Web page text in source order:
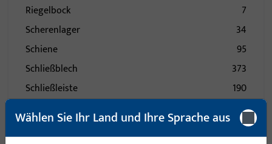
Riegelbock
7
Scherenlager
34
Schiene
95
Schließblech
373
Schließleiste
190
892
36
Wählen Sie Ihr Land und Ihre Sprache aus